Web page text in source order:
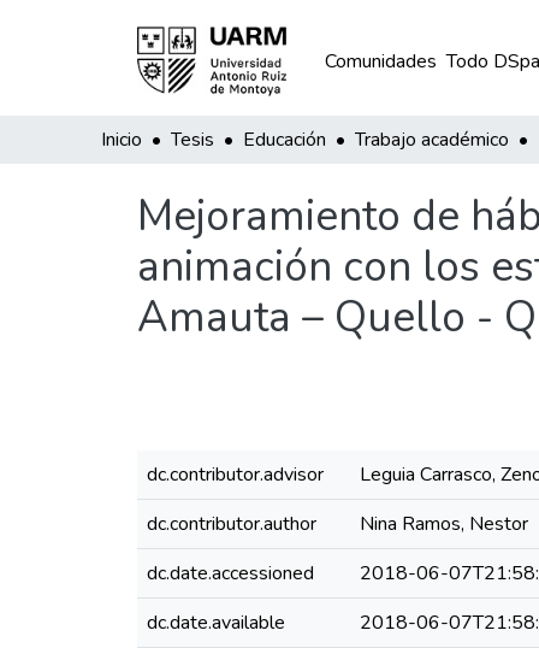
Comunidades Todo
Inicio Tesis Educación Trabajo académico
Mejoramiento de
animación con los
Amauta – Quello -
dc.contributor.advisor
Leguia Carrasco,
dc.contributor.author
Nina Ramos, Nestor
dc.date.accessioned
2018-06-
dc.date.available
2018-06-